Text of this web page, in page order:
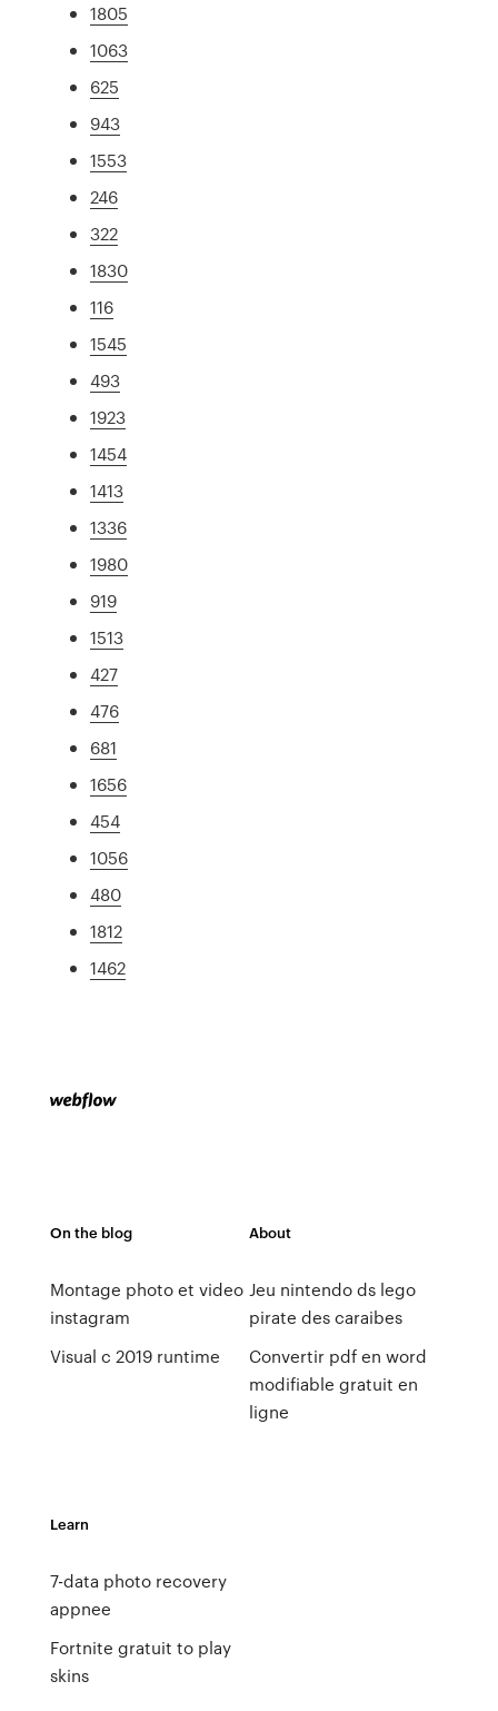
1805
1063
625
943
1553
246
322
1830
116
1545
493
1923
1454
1413
1336
1980
919
1513
427
476
681
1656
454
1056
480
1812
1462
On the blog
Montage photo et video
instagram
Visual c 2019 runtime
About
Jeu nintendo ds lego
pirate des caraibes
Convertir pdf en word
modifiable gratuit en
ligne
Learn
7-data photo recovery
appnee
Fortnite gratuit to play
skins